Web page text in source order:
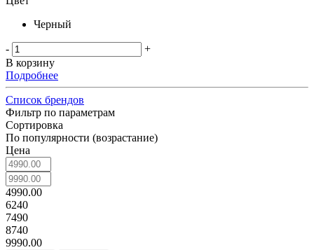
Черный
-
+
В корзину
Подробнее
Список брендов
Фильтр по параметрам
Сортировка
По популярности (возрастание)
Цена
4990.00
6240
7490
8740
9990.00